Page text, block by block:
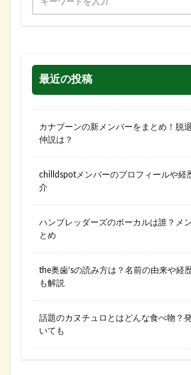
最近の投稿
カナブーンの新メンバーをまとめ！脱
仲説は？
chilldspotメンバーのプロフィールや経
介
ハンブレッダーズのボーカルは誰？メ
とめ
the奥歯’sの読み方は？名前の由来や経
も解説
話題のカヌチュロとはどんな食べ物？
いても